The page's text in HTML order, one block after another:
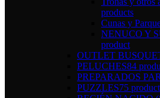
products
Cunas y
NENUCO Y
product
OUTLET
PELUCHES84
PREPARADOS
PUZZLES75